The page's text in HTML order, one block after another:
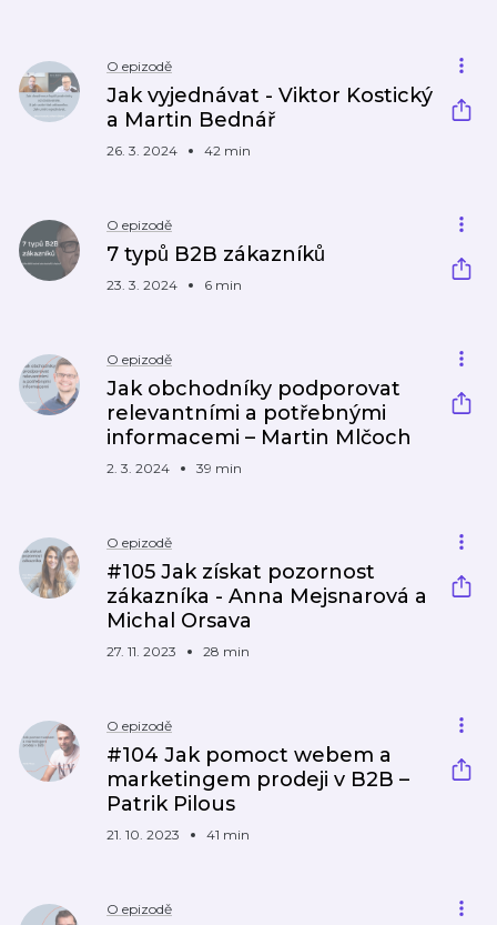
O epizodě
Jak vyjednávat - Viktor Kostický
a Martin Bednář
26. 3. 2024 42 min
O epizodě
7 typů B2B zákazníků
23. 3. 2024 6 min
O epizodě
Jak obchodníky podporovat
relevantními a potřebnými
informacemi – Martin Mlčoch
2. 3. 2024 39 min
O epizodě
#105 Jak získat pozornost
zákazníka - Anna Mejsnarová a
Michal Orsava
27. 11. 2023 28 min
O epizodě
#104 Jak pomoct webem a
marketingem prodeji v B2B –
Patrik Pilous
21. 10. 2023 41 min
O epizodě